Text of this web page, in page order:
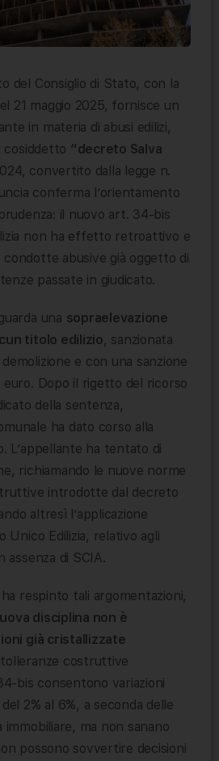
del Consiglio di Stato, con la
21 maggio 2025, fornisce un
in materia di abusi edilizi,
cosiddetto “decreto Salva
convertito dalla legge n.
conferma l’orientamento
il nuovo art. 34-bis
non ha effetto retroattivo e
abusive già oggetto di
passate in giudicato.
una sopraelevazione
titolo edilizio, sanzionata
e con una sanzione
euro. Dopo il rigetto del ricorso
della sentenza,
ha dato corso alla
L’appellante ha tentato di
richiamando le nuove norme
introdotte dal decreto
altresì l’applicazione
Unico Edilizia, relativo agli
assenza di SCIA.
ha respinto tali argomentazioni,
disciplina non è
già cristallizzate
tolleranze costruttive
bis consentono variazioni
2% al 6%, a seconda delle
immobiliare, ma non sanano
possono sovvertire decisioni